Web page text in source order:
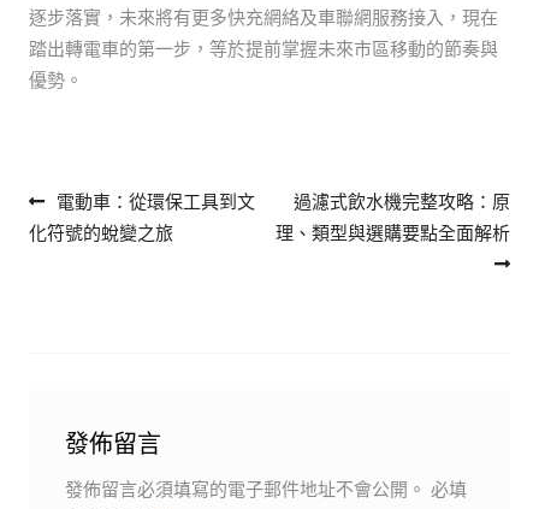
逐步落實，未來將有更多快充網絡及車聯網服務接入，現在
踏出轉電車的第一步，等於提前掌握未來市區移動的節奏與
優勢。
文章導覽
電動車：從環保工具到文
化符號的蛻變之旅
過濾式飲水機完整攻略：原
理、類型與選購要點全面解析
發佈留言
發佈留言必須填寫的電子郵件地址不會公開。 必填